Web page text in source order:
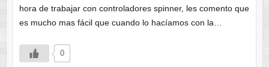
hora de trabajar con controladores spinner, les comento que
es mucho mas fácil que cuando lo hacíamos con la…
0